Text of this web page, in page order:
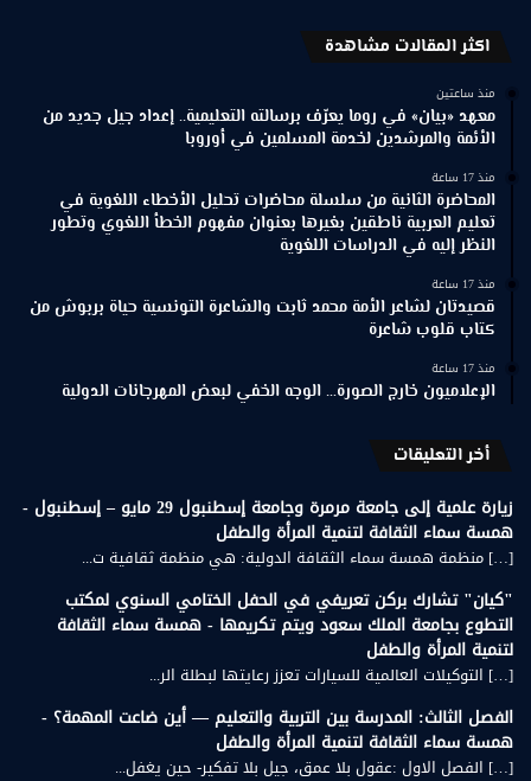
اكثر المقالات مشاهدة
منذ ساعتين
معهد «بيان» في روما يعرّف برسالته التعليمية.. إعداد جيل جديد من
الأئمة والمرشدين لخدمة المسلمين في أوروبا
منذ 17 ساعة
المحاضرة الثانية من سلسلة محاضرات تحليل الأخطاء اللغوية في
تعليم العربية ناطقين بغيرها بعنوان مفهوم الخطأ اللغوي وتطور
النظر إليه في الدراسات اللغوية
منذ 17 ساعة
قصيدتان لشاعر الأمة محمد ثابت والشاعرة التونسية حياة بربوش من
كتاب قلوب شاعرة
منذ 17 ساعة
الإعلاميون خارج الصورة… الوجه الخفي لبعض المهرجانات الدولية
أخر التعليقات
زيارة علمية إلى جامعة مرمرة وجامعة إسطنبول 29 مايو – إسطنبول -
همسة سماء الثقافة لتنمية المرأة والطفل
[…] منظمة همسة سماء الثقافة الدولية: هي منظمة ثقافية ت...
"كيان" تشارك بركن تعريفي في الحفل الختامي السنوي لمكتب
التطوع بجامعة الملك سعود ويتم تكريمها - همسة سماء الثقافة
لتنمية المرأة والطفل
[…] التوكيلات العالمية للسيارات تعزز رعايتها لبطلة الر...
الفصل الثالث: المدرسة بين التربية والتعليم — أين ضاعت المهمة؟ -
همسة سماء الثقافة لتنمية المرأة والطفل
[…] الفصل الاول :عقول بلا عمق، جيل بلا تفكير- حين يغفل...